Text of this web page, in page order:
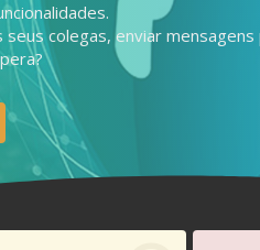
colegas, enviar